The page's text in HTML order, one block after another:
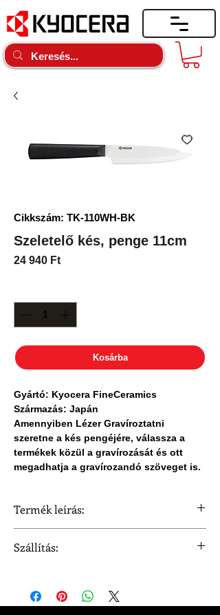
Cikkszám: TK-110WH-BK
Szeletelő kés, penge 11cm
24 940 FtÁr
Kosárba
Gyártó: Kyocera FineCeramics
Származás: Japán
Amennyiben Lézer Gravíroztatni
szeretne a kés pengéjére, válassza a
termékek közül a gravírozását és ott
megadhatja a gravírozandó szöveget is.
Termék leírás:
Származás: Japán
Penge színe: fehér
Nyél: több színben kapható
Szállítás: